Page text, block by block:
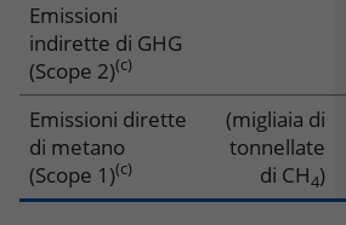
Emissioni
indirette di GHG
(Scope 2)(c)
Emissioni dirette
di metano
(Scope 1)(c)
(migliaia di
tonnellate
di CH4)